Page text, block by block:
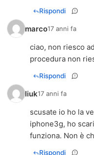
Rispondi
marco17 anni fa
ciao, non riesco
procedura non
Rispondi
liuk17 anni fa
scusate io ho la
iphone3g, ho
funziona. Non è
Rispondi